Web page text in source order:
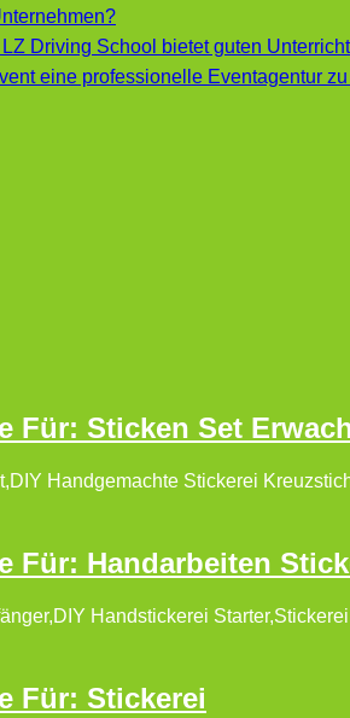
Driving School bietet guten Unterricht
eine professionelle Eventagentur
Für: Sticken Set
Handgemachte Stickerei
Für: Handarbeiten
Handstickerei
Für: Stickerei